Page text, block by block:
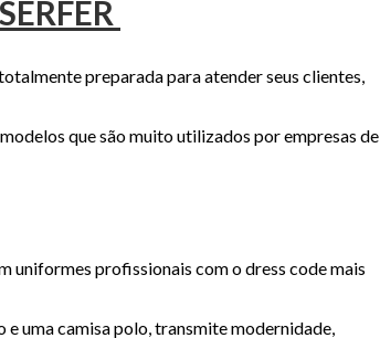
preparada para atender seus clientes,
que são muito utilizados por empresas de
uniformes profissionais com o dress code mais
uma camisa polo, transmite modernidade,